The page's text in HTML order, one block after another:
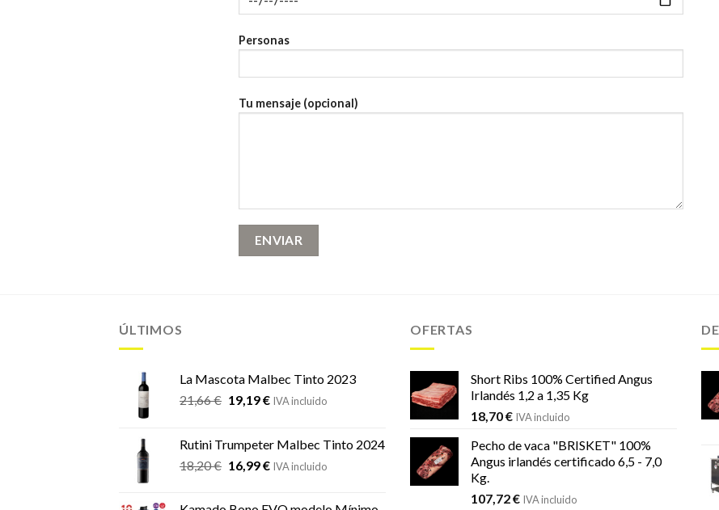
Personas
Tu mensaje (opcional)
ÚLTIMOS
La Mascota Malbec Tinto 2023
21,66€ 19,19€ IVA incluido
Rutini Trumpeter Malbec Tinto 2024
18,20€ 16,99€ IVA incluido
OFERTAS
Short Ribs 100% Certified Angus
Irlandés 1,2 a 1,35 Kg
18,70€ IVA incluido
Pecho de vaca "BRISKET" 100%
Angus irlandés certificado 6,5 - 7,0
Kg.
107,72€ IVA incluido